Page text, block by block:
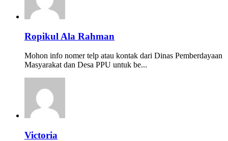
Ropikul Ala Rahman
Mohon info nomer telp atau kontak dari Dinas Pemberdayaan
Masyarakat dan Desa PPU untuk be...
Victoria